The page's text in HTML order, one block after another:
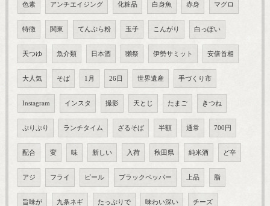
色素 アンチエイジング 化粧品 白身魚 赤身 マグロ
特徴 関東 てんぷら粉 玉子 こんがり 白っぽい
天つゆ 魚介類 日本酒 獺祭 伊勢サミット 安倍首相
大人気 そば 1月 26日 世界遺産 手づくり市
Instagram インスタ 撮影 天とじ たまご きつね
ぷりぷり ランチタイム ざるそば 半額 通常 700円
配合 変 味 新しい 入荷 秋田県 純米酒 ど辛
アジ フライ ピール ブラックペッパー 上品 脂
旨味が 九条ネギ たっぷりで 味わい深い チーズ